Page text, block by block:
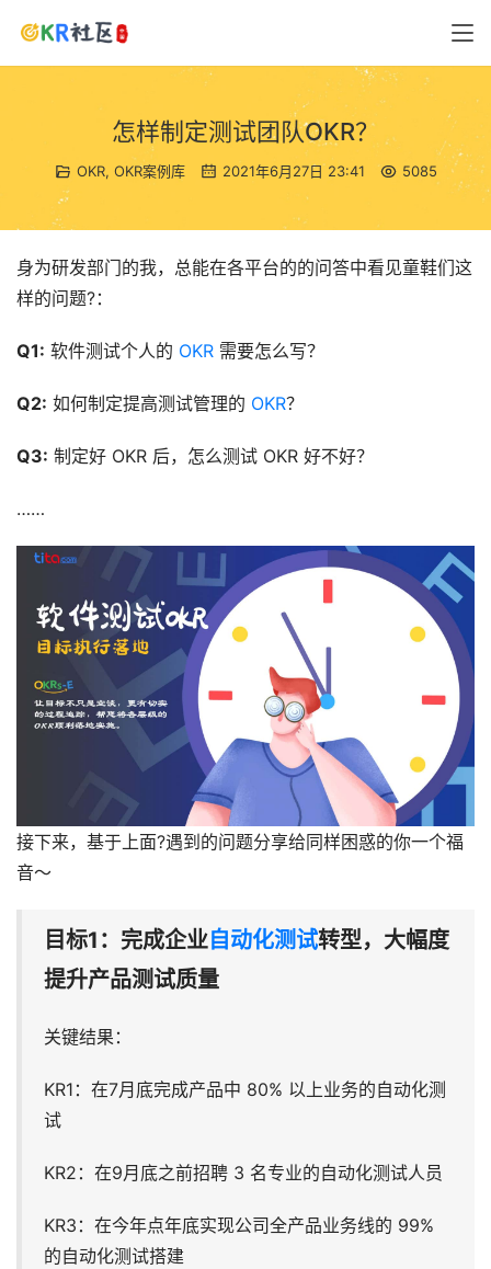
怎样制定测试团队OKR？
OKR, OKR案例库 2021年6月27日 23:41 5085
身为研发部门的我，总能在各平台的的问答中看见童鞋们这
样的问题?：
Q1: 软件测试个人的 OKR 需要怎么写？
Q2: 如何制定提高测试管理的 OKR？
Q3: 制定好 OKR 后，怎么测试 OKR 好不好？
……
接下来，基于上面?遇到的问题分享给同样困惑的你一个福
音～
目标1：完成企业自动化测试转型，大幅度
提升产品测试质量
关键结果：
KR1：在7月底完成产品中 80% 以上业务的自动化测
试
KR2：在9月底之前招聘 3 名专业的自动化测试人员
KR3：在今年点年底实现公司全产品业务线的 99%
的自动化测试搭建